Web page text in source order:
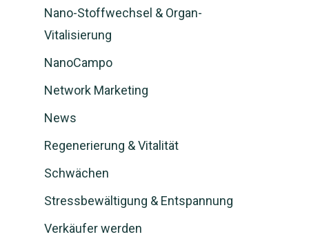
Nano-Stoffwechsel & Organ-
Vitalisierung
NanoCampo
Network Marketing
News
Regenerierung & Vitalität
Schwächen
Stressbewältigung & Entspannung
Verkäufer werden